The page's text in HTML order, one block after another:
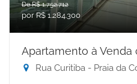
De R$ 1.752.712
por R$ 1.284.300
Apartamento à Venda
Rua Curitiba - Praia da